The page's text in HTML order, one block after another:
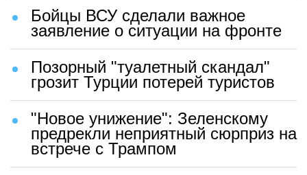
Бойцы ВСУ сделали важное
заявление о ситуации на фронте
Позорный "туалетный скандал"
грозит Турции потерей туристов
"Новое унижение": Зеленскому
предрекли неприятный сюрприз на
встрече с Трампом